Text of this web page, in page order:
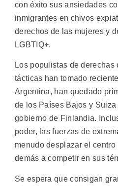
con éxito sus ansiedades
inmigrantes en chivos
derechos de las mujeres y
LGBTIQ+.
Los populistas de derechas
tácticas han tomado
Argentina, han quedado
de los Países Bajos y Suiza
gobierno de Finlandia.
poder, las fuerzas de
menudo desplazar el
demás a competir en sus
Se espera que consigan